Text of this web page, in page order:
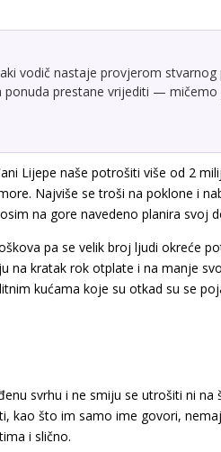
vodič nastaje provjerom
prestane vrijediti —
Lijepe naše potrošiti više od 2
Najviše se troši na poklone i
na gore navedeno planira svoj
pa se velik broj ljudi okreće
na kratak rok otplate i na manje
kućama koje su otkad su se
svrhu i ne smiju se utrošiti ni
kao što im samo ime govori,
i slično.